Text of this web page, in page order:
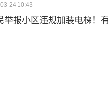
24 10:43
举报小区违规加装电梯！